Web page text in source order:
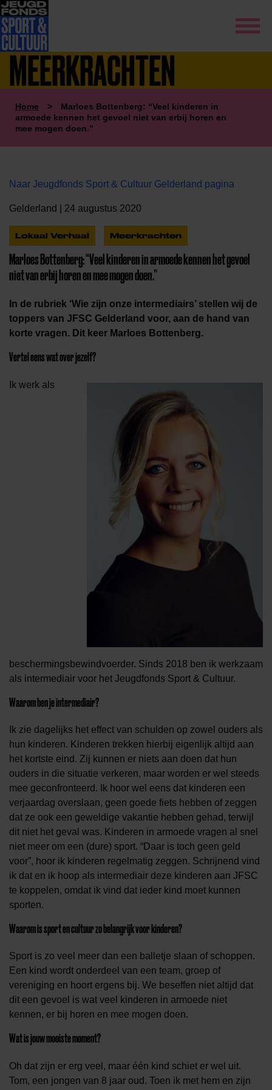
MEERKRACHTEN
Home >
Marloes Bottenberg: “Veel kinderen in
armoede kennen het gevoel niet van erbij horen en
mee mogen doen.”
Naar Jeugdfonds Sport & Cultuur Gelderland pagina
Gelderland | 24 augustus 2020
Lokaal Verhaal Meerkrachten
Marloes Bottenberg: “Veel kinderen in armoede kennen het gevoel
niet van erbij horen en mee mogen doen.”
In de rubriek ‘Wie zijn onze intermediairs’ stellen wij de
toppers van JFSC Gelderland voor, aan de hand van
korte vragen. Dit keer Marloes Bottenberg.
Vertel eens wat over jezelf?
Ik werk als
beschermingsbewindvoerder. Sinds 2018 ben ik werkzaam
als intermediair voor het Jeugdfonds Sport & Cultuur.
Waarom ben je intermediair?
Ik zie dagelijks het effect van schulden op zowel ouders als
hun kinderen. Kinderen trekken hierbij eigenlijk altijd aan
het kortste eind. Zij kunnen er niets aan doen dat hun
ouders in die situatie verkeren, maar worden er wel steeds
mee geconfronteerd. Ik hoor wel eens dat kinderen een
verjaardag overslaan, geen goede fiets hebben of zeggen
dat ze ook een geweldige vakantie hebben gehad, terwijl
dit niet het geval was. Kinderen in armoede vragen al snel
niet meer om een (dure) sport. “Daar is toch geen geld
voor”, hoor ik kinderen regelmatig zeggen. Schrijnend vind
ik dat en ik hoop als intermediair deze kinderen aan JFSC
te koppelen, omdat ik vind dat ieder kind moet kunnen
sporten.
Waarom is sport en cultuur zo belangrijk voor kinderen?
Sport is zo veel meer dan een balletje slaan of schoppen.
Een kind wordt onderdeel van een team, groep of
vereniging en hoort ergens bij. We beseffen niet altijd dat
dit een gevoel is wat veel kinderen in armoede niet
kennen, er bij horen en mee mogen doen.
Wat is jouw mooiste moment?
Oh dat zijn er erg veel, maar één kind schiet er wel uit.
Tom, een jongen van 8 jaar oud. Toen ik met hem en zijn